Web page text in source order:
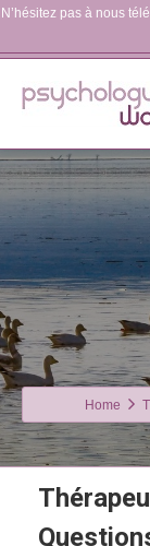
N’hésitez pas à nous
Home